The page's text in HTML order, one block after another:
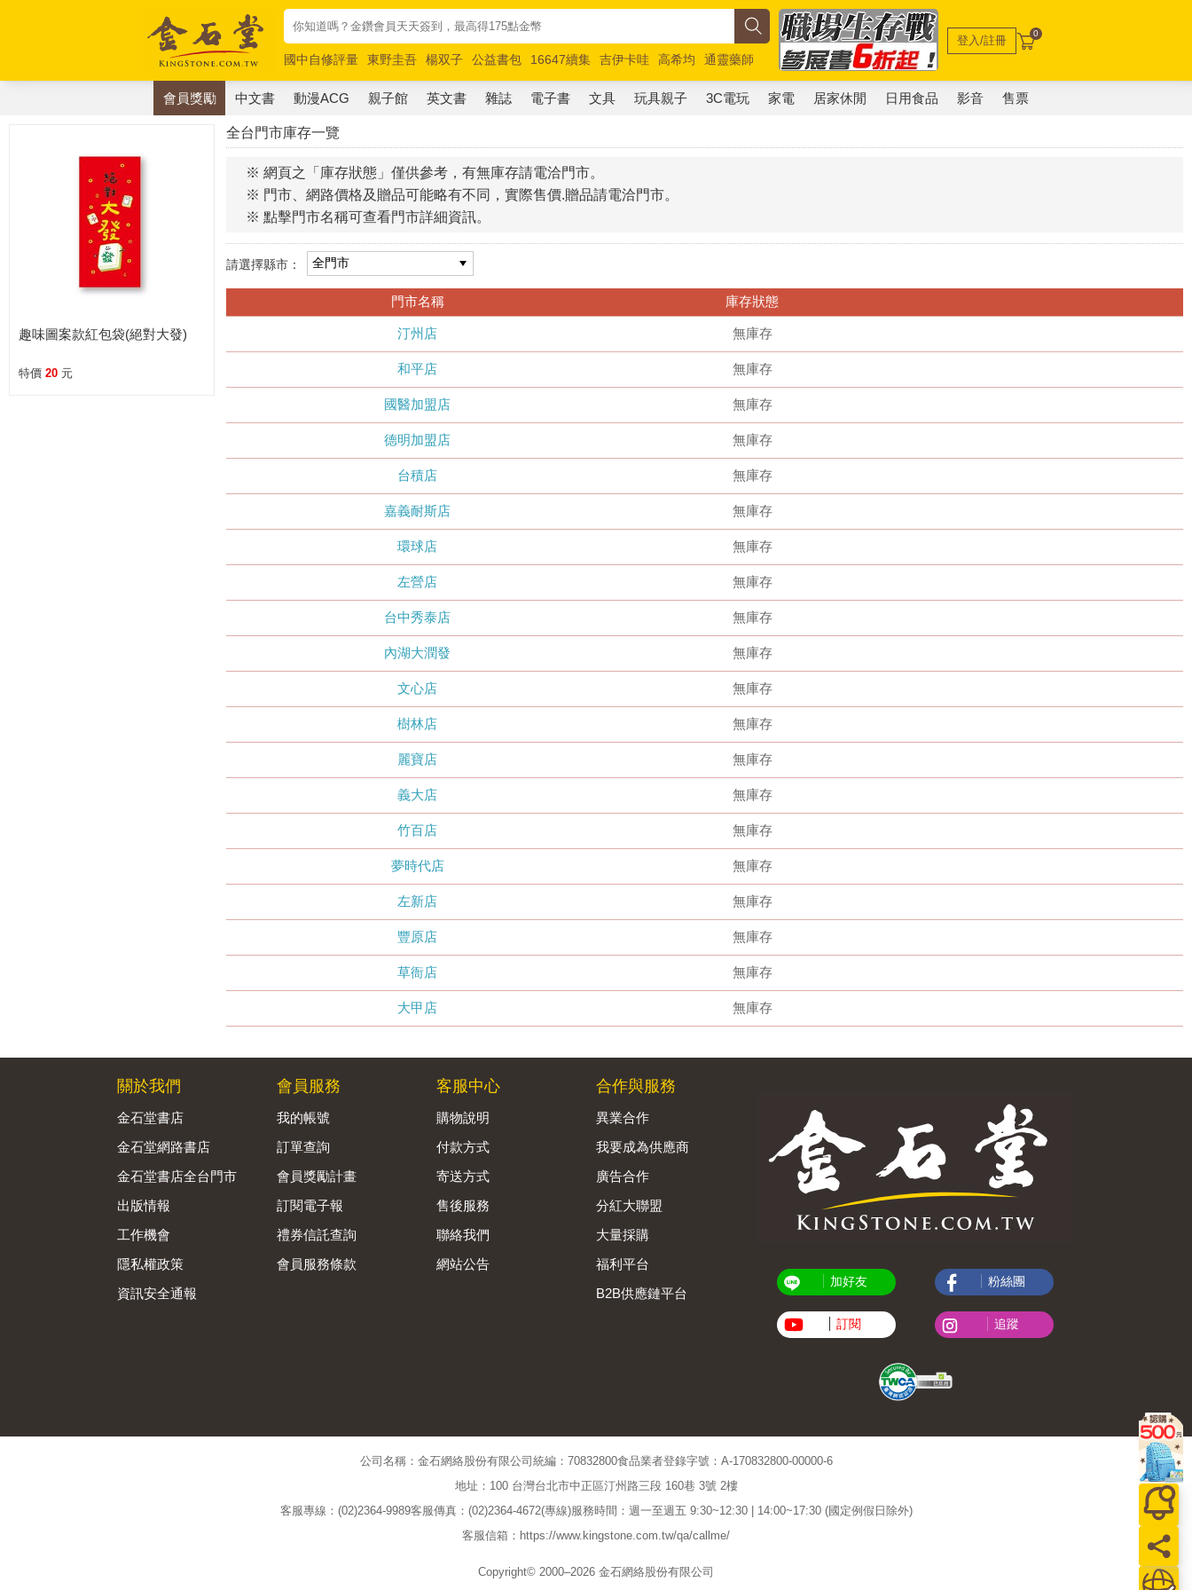
國中自修評量 東野圭吾 楊双子 公益書包 16647續集 吉伊卡哇 高希均
通靈藥師
唯紅花綻放
奧德賽 路邊攤新作 馬斯克 玩具總動員5 超慢跑
登入/註冊 0
會員獎勵 中文書 動漫ACG 親子館 英文書 雜誌 電子書 文具 玩具親子 3C電玩 家電 居家休閒 日用食品 影音 售票
全台門市庫存一覽
※ 網頁之「庫存狀態」僅供參考，有無庫存請電洽門市。
※ 門市、網路價格及贈品可能略有不同，實際售價.贈品請電洽門市。
※ 點擊門市名稱可查看門市詳細資訊。
請選擇縣市：
門市名稱 庫存狀態
汀州店 無庫存
和平店 無庫存
國醫加盟店 無庫存
德明加盟店 無庫存
台積店 無庫存
嘉義耐斯店 無庫存
環球店 無庫存
左營店 無庫存
台中秀泰店 無庫存
內湖大潤發 無庫存
文心店 無庫存
樹林店 無庫存
麗寶店 無庫存
義大店 無庫存
竹百店 無庫存
夢時代店 無庫存
左新店 無庫存
豐原店 無庫存
草衙店 無庫存
大甲店 無庫存
趣味圖案款紅包袋(絕對大發)
特價 20 元
關於我們
金石堂書店
金石堂網路書店
金石堂書店全台門市
出版情報
工作機會
隱私權政策
資訊安全通報
會員服務
我的帳號
訂單查詢
會員獎勵計畫
訂閱電子報
禮券信託查詢
會員服務條款
客服中心
購物說明
付款方式
寄送方式
售後服務
聯絡我們
網站公告
合作與服務
異業合作
我要成為供應商
廣告合作
分紅大聯盟
大量採購
福利平台
B2B供應鏈平台
加好友
訂閱
粉絲團
追蹤
公司名稱：金石網絡股份有限公司 統編：70832800食品業者登錄字號：A-170832800-00000-6
地址：100 台灣台北市中正區汀州路三段 160巷 3號 2樓
客服專線：(02)2364-9989客服傳真：(02)2364-4672(專線)服務時間：週一至週五 9:30~12:30 | 14:00~17:30 (國定例假日除外)
客服信箱：https://www.kingstone.com.tw/qa/callme/
Copyright© 2000–2026 金石網絡股份有限公司